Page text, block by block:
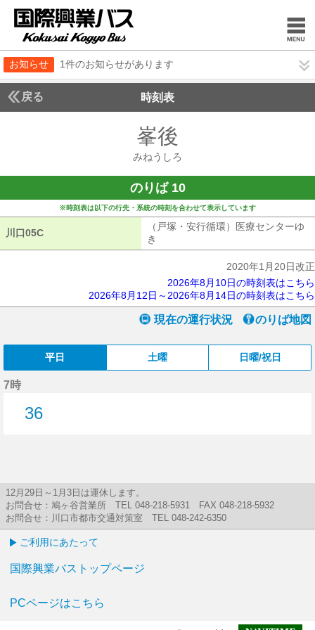
お知らせ 1件のお知らせがあります
戻る 時刻表
峯後
みねうしろ
のりば 10
※時刻表は以下の行先・系統の時刻を合わせて表示しています
川口05C
（戸塚・安行循環）医療センターゆ
き
2020年1月20日改正
2026年8月10日の時刻表はこちら
2026年8月12日～2026年8月14日の時刻表はこちら
現在の運行状況 のりば地図
平日 土曜 日曜/祝日
7時
36
12月29日～1月3日は運休します。
お問合せ：鳩ヶ谷営業所 TEL 048-218-5931 FAX 048-218-5932
お問合せ：川口市都市交通対策室 TEL 048-242-6350
ご利用にあたって
国際興業バストップページ
PCページはこちら